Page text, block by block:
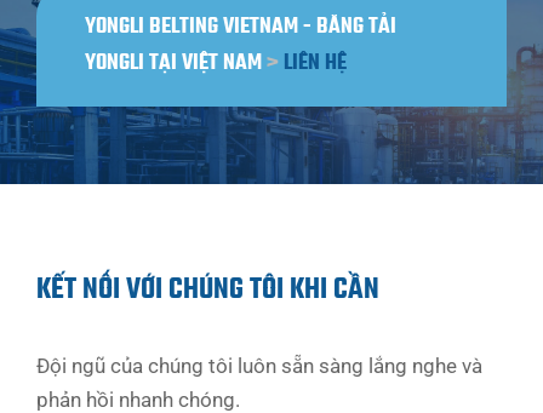
YONGLI BELTING VIETNAM - BĂNG TẢI
YONGLI TẠI VIỆT NAM>LIÊN HỆ
KẾT NỐI VỚI CHÚNG TÔI KHI CẦN
Đội ngũ của chúng tôi luôn sẵn sàng lắng nghe và
phản hồi nhanh chóng.